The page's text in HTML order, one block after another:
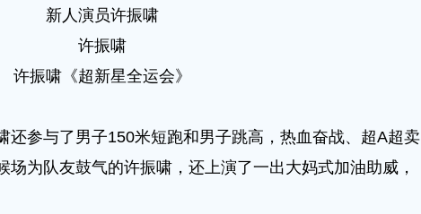
新人演员许振啸
许振啸
许振啸《超新星全运会》
参与了男子150米短跑和男子跳高，热血奋战、超A超卖
场为队友鼓气的许振啸，还上演了一出大妈式加油助威，